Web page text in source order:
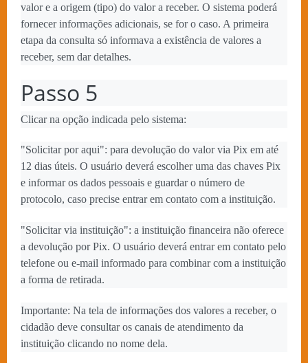
valor e a origem (tipo) do valor a receber. O sistema poderá
fornecer informações adicionais, se for o caso. A primeira
etapa da consulta só informava a existência de valores a
receber, sem dar detalhes.
Passo 5
Clicar na opção indicada pelo sistema:
"Solicitar por aqui": para devolução do valor via Pix em até
12 dias úteis. O usuário deverá escolher uma das chaves Pix
e informar os dados pessoais e guardar o número de
protocolo, caso precise entrar em contato com a instituição.
"Solicitar via instituição": a instituição financeira não oferece
a devolução por Pix. O usuário deverá entrar em contato pelo
telefone ou e-mail informado para combinar com a instituição
a forma de retirada.
Importante: Na tela de informações dos valores a receber, o
cidadão deve consultar os canais de atendimento da
instituição clicando no nome dela.